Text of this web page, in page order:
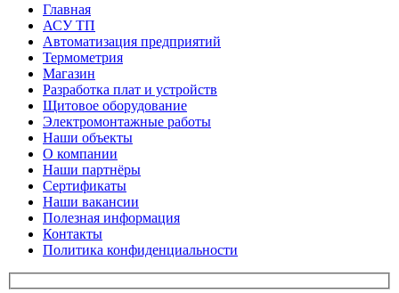
Главная
АСУ ТП
Автоматизация предприятий
Термометрия
Магазин
Разработка плат и устройств
Щитовое оборудование
Электромонтажные работы
Наши объекты
О компании
Наши партнёры
Сертификаты
Наши вакансии
Полезная информация
Контакты
Политика конфиденциальности